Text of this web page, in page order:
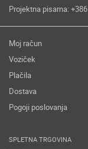
Projektna pisarna:
Moj račun
Voziček
Plačila
Dostava
Pogoji poslovanja
SPLETNA TRGOVINA